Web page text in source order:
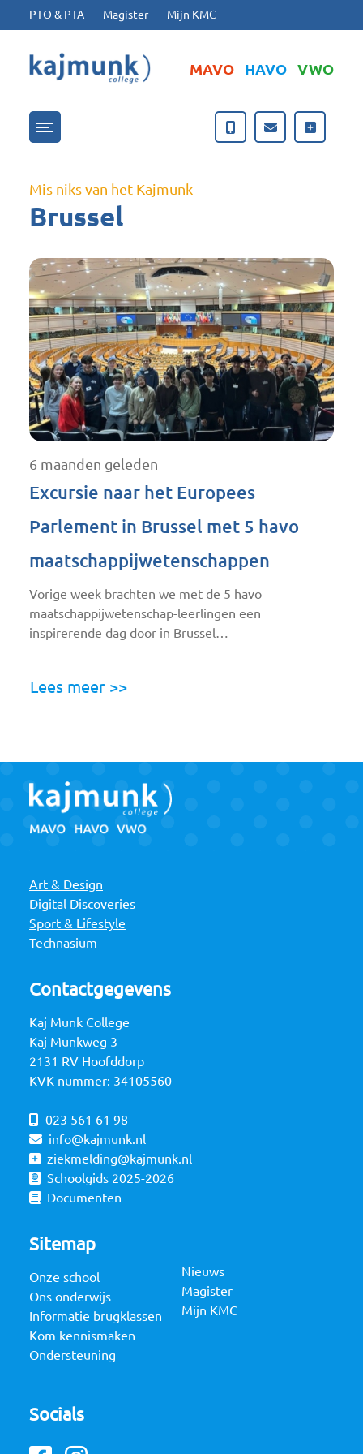
Ga naar hoofdinhoud
Ga naar footer
PTO & PTA Magister Mijn KMC
MAVO HAVO VWO
Menu openen/sluiten
Mis niks van het Kajmunk
Brussel
6 maanden geleden
Excursie naar het Europees
Parlement in Brussel met 5 havo
maatschappijwetenschappen
Vorige week brachten we met de 5 havo
maatschappijwetenschap-leerlingen een
inspirerende dag door in Brussel…
Lees meer >>
Art & Design
Digital Discoveries
Sport & Lifestyle
Technasium
Contactgegevens
Kaj Munk College
Kaj Munkweg 3
2131 RV Hoofddorp
KVK-nummer: 34105560
023 561 61 98
info@kajmunk.nl
ziekmelding@kajmunk.nl
Schoolgids 2025-2026
Documenten
Sitemap
Onze school
Ons onderwijs
Informatie brugklassen
Kom kennismaken
Ondersteuning
Nieuws
Magister
Mijn KMC
Socials